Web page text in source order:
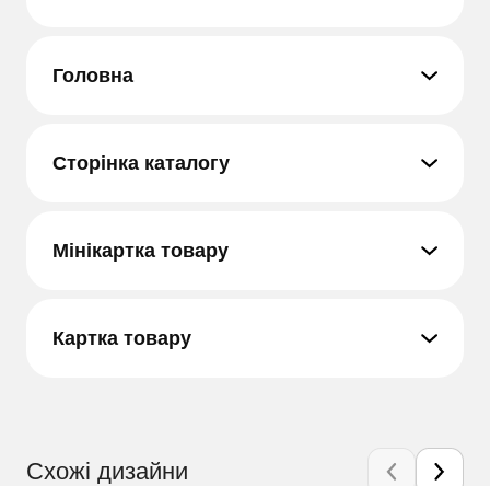
Головна
Сторінка каталогу
Мінікартка товару
Картка товару
Схожі дизайни